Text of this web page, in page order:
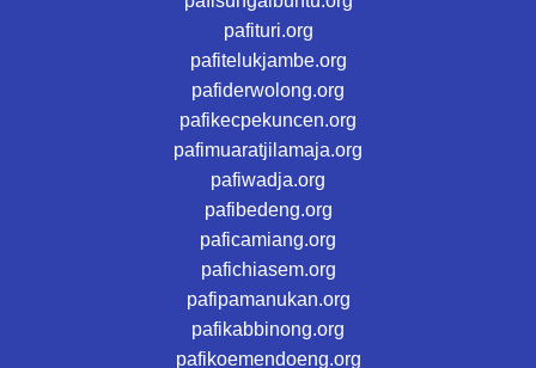
pafituri.org
pafitelukjambe.org
pafiderwolong.org
pafikecpekuncen.org
pafimuaratjilamaja.org
pafiwadja.org
pafibedeng.org
paficamiang.org
pafichiasem.org
pafipamanukan.org
pafikabbinong.org
pafikoemendoeng.org